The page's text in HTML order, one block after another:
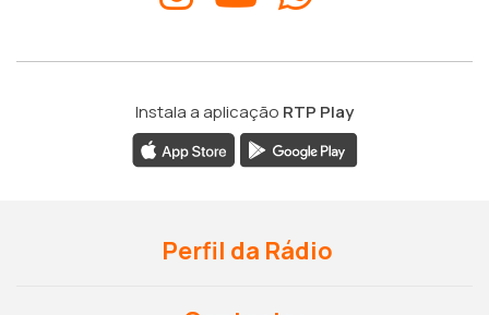
Instala a aplicação RTP Play
Perfil da Rádio